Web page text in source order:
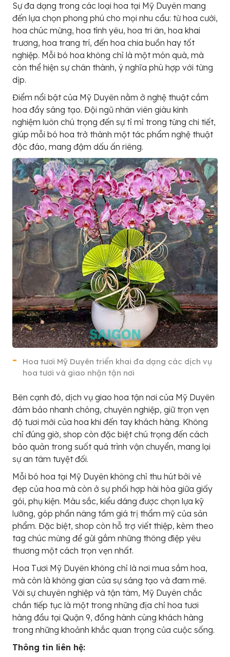
Sự đa dạng trong các loại hoa tại Mỹ Duyên mang
đến lựa chọn phong phú cho mọi nhu cầu: từ hoa cưới,
hoa chúc mừng, hoa tình yêu, hoa tri ân, hoa khai
trương, hoa trang trí, đến hoa chia buồn hay tốt
nghiệp. Mỗi bó hoa không chỉ là một món quà, mà
còn thể hiện sự chân thành, ý nghĩa phù hợp với từng
dịp.
Điểm nổi bật của Mỹ Duyên nằm ở nghệ thuật cắm
hoa đầy sáng tạo. Đội ngũ nhân viên giàu kinh
nghiệm luôn chú trọng đến sự tỉ mỉ trong từng chi tiết,
giúp mỗi bó hoa trở thành một tác phẩm nghệ thuật
độc đáo, mang đậm dấu ấn riêng.
Hoa tươi Mỹ Duyên triển khai đa dạng các dịch vụ
hoa tươi và giao nhận tận nơi
Bên cạnh đó, dịch vụ giao hoa tận nơi của Mỹ Duyên
đảm bảo nhanh chóng, chuyên nghiệp, giữ trọn vẹn
độ tươi mới của hoa khi đến tay khách hàng. Không
chỉ đúng giờ, shop còn đặc biệt chú trọng đến cách
bảo quản trong suốt quá trình vận chuyển, mang lại
sự an tâm tuyệt đối.
Mỗi bó hoa tại Mỹ Duyên không chỉ thu hút bởi vẻ
đẹp của hoa mà còn ở sự phối hợp hài hòa giữa giấy
gói, phụ kiện. Màu sắc, kiểu dáng được chọn lựa kỹ
lưỡng, góp phần nâng tầm giá trị thẩm mỹ của sản
phẩm. Đặc biệt, shop còn hỗ trợ viết thiệp, kèm theo
tag chúc mừng để gửi gắm những thông điệp yêu
thương một cách trọn vẹn nhất.
Hoa Tươi Mỹ Duyên không chỉ là nơi mua sắm hoa,
mà còn là không gian của sự sáng tạo và đam mê.
Với sự chuyên nghiệp và tận tâm, Mỹ Duyên chắc
chắn tiếp tục là một trong những địa chỉ hoa tươi
hàng đầu tại Quận 9, đồng hành cùng khách hàng
trong những khoảnh khắc quan trọng của cuộc sống.
Thông tin liên hệ: